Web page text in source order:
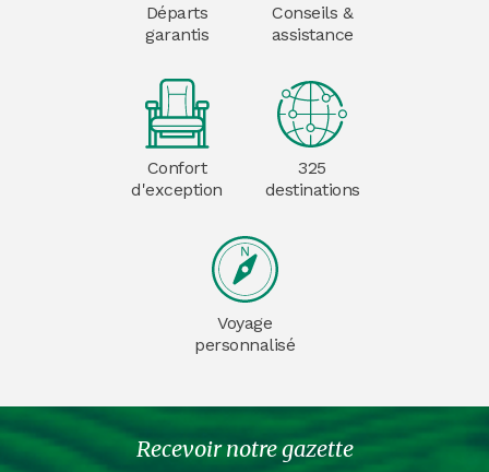
Départs
garantis
Conseils &
assistance
Confort
d'exception
325
destinations
Voyage
personnalisé
Recevoir notre gazette